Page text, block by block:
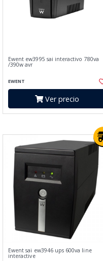
Ewent ew3995 sai interactivo 780va
/390w avr
EWENT
Ver precio
Ewent sai ew3946 ups 600va line
interactive